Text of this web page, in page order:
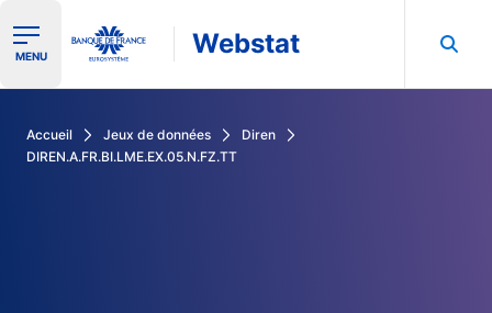
Ouvrir le menu de navigation
MENU Webstat
Accueil Jeux de données
Diren
DIREN.A.FR.BI.LME.EX.05.N.FZ.TT